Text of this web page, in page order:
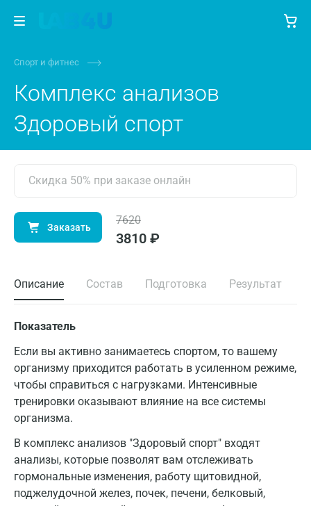
Спорт и фитнес
Комплекс анализов
Здоровый спорт
Скидка 50% при заказе онлайн
Заказать
7620
3810 ₽
Описание Состав Подготовка Результат
Показатель
Если вы активно занимаетесь спортом, то вашему
организму приходится работать в усиленном режиме,
чтобы справиться с нагрузками. Интенсивные
тренировки оказывают влияние на все системы
организма.
В комплекс анализов "Здоровый спорт" входят
анализы, которые позволят вам отслеживать
гормональные изменения, работу щитовидной,
поджелудочной желез, почек, печени, белковый,